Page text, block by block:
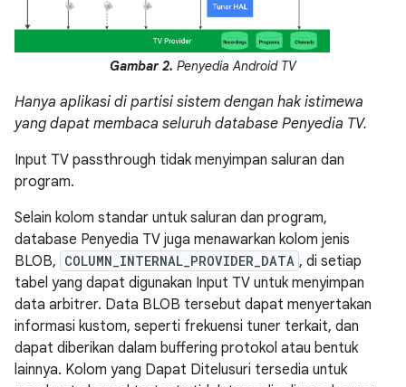
Gambar 2. Penyedia Android TV
Hanya aplikasi di partisi sistem dengan hak istimewa
yang dapat membaca seluruh database Penyedia TV.
Input TV passthrough tidak menyimpan saluran dan
program.
Selain kolom standar untuk saluran dan program,
database Penyedia TV juga menawarkan kolom jenis
BLOB, COLUMN_INTERNAL_PROVIDER_DATA , di setiap
tabel yang dapat digunakan Input TV untuk menyimpan
data arbitrer. Data BLOB tersebut dapat menyertakan
informasi kustom, seperti frekuensi tuner terkait, dan
dapat diberikan dalam buffering protokol atau bentuk
lainnya. Kolom yang Dapat Ditelusuri tersedia untuk